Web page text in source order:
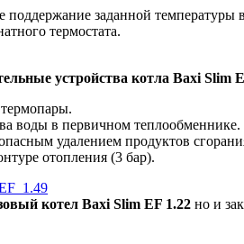
поддержание заданной температуры
термостата.
устройства котла Baxi Slim
воды в первичном теплообменнике.
удалением продуктов
отопления (3 бар).
котел Baxi Slim EF 1.22 но и